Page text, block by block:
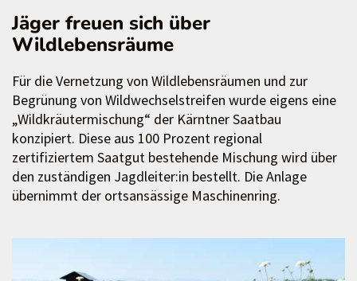
Jäger freuen sich über
Wildlebensräume
Für die Vernetzung von Wildlebensräumen und zur
Begrünung von Wildwechselstreifen wurde eigens eine
„Wildkräutermischung“ der Kärntner Saatbau
konzipiert. Diese aus 100 Prozent regional
zertifiziertem Saatgut bestehende Mischung wird über
den zuständigen Jagdleiter:in bestellt. Die Anlage
übernimmt der ortsansässige Maschinenring.